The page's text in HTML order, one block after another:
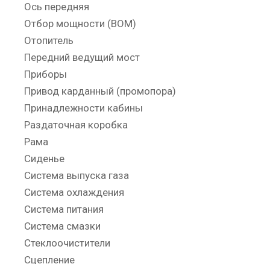
Ось передняя
Отбор мощности (ВОМ)
Отопитель
Передний ведущий мост
Приборы
Привод карданный (промопора)
Принадлежности кабины
Раздаточная коробка
Рама
Сиденье
Система выпуска газа
Система охлаждения
Система питания
Система смазки
Стеклоочистители
Сцепление